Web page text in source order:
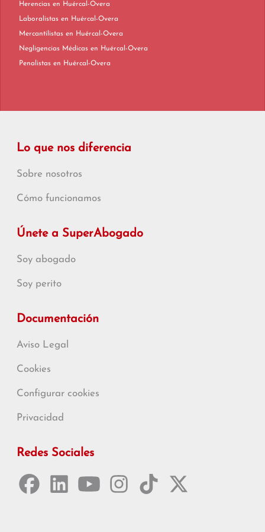
Herencias en Huércal-Overa
Laboralistas en Huércal-Overa
Mercantilistas en Huércal-Overa
Negligencias Médicas en Huércal-Overa
Penalistas en Huércal-Overa
Lo que nos diferencia
Sobre nosotros
Cómo funcionamos
Únete a SuperAbogado
Soy abogado
Soy perito
Documentación
Aviso Legal
Cookies
Configurar cookies
Privacidad
Redes Sociales